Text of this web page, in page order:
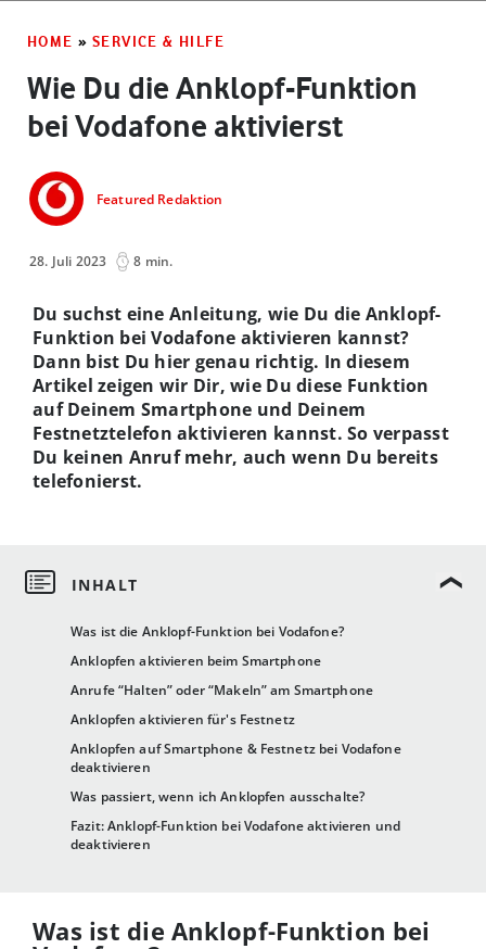
HOME » SERVICE & HILFE
Wie Du die Anklopf-Funktion
bei Vodafone aktivierst
Featured Redaktion
28. Juli 2023 8 min.
Was ist die Anklopf-Funktion bei Vodafone?
Anklopfen aktivieren beim Smartphone
Anrufe “Halten” oder “Makeln” am Smartphone
Anklopfen aktivieren für's Festnetz
Anklopfen auf Smartphone & Festnetz bei Vodafone
deaktivieren
Was passiert, wenn ich Anklopfen ausschalte?
Fazit: Anklopf-Funktion bei Vodafone aktivieren und
deaktivieren
Du suchst eine Anleitung, wie Du die Anklopf-
Funktion bei Vodafone aktivieren kannst?
Dann bist Du hier genau richtig. In diesem
Artikel zeigen wir Dir, wie Du diese Funktion
auf Deinem Smartphone und Deinem
Festnetztelefon aktivieren kannst. So verpasst
Du keinen Anruf mehr, auch wenn Du bereits
telefonierst.
Was ist die Anklopf-Funktion bei